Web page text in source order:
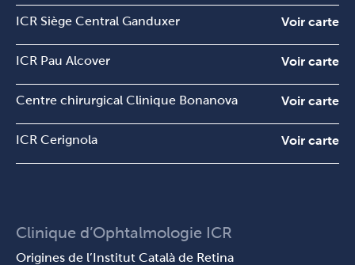
ICR Siège Central Ganduxer Voir carte
ICR Pau Alcover Voir carte
Centre chirurgical Clinique Bonanova Voir carte
ICR Cerignola Voir carte
Clinique d’Ophtalmologie ICR
Origines de l’Institut Català de Retina